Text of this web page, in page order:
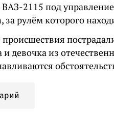
ВАЗ-2115 под
за рулём которого
происшествия
и девочка из